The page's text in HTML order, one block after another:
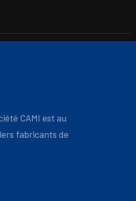
CAMI est au
fabricants de